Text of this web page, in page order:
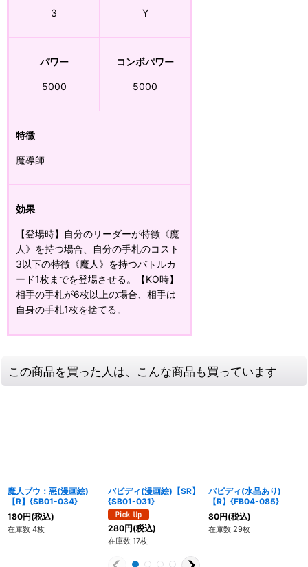
3 Y
パワー
5000
コンボパワー
5000
特徴
魔導師
効果
【登場時】自分のリーダーが特徴《魔
人》を持つ場合、自分の手札のコスト
3以下の特徴《魔人》を持つバトルカ
ード1枚までを登場させる。【KO時】
相手の手札が6枚以上の場合、相手は
自身の手札1枚を捨てる。
この商品を買った人は、こんな商品も買っています
魔人ブウ：悪(漫画絵)
【R】{SB01-034}
180円(税込)
在庫数 4枚
バビディ(漫画絵)【SR】
{SB01-031}
280円(税込)
在庫数 17枚
バビディ(水晶あり)
【R】{FB04-085}
80円(税込)
在庫数 29枚